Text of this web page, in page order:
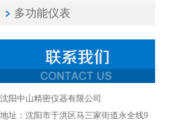
多功能仪表
沈阳中山精密仪器有限公司
地址：沈阳市于洪区马三家街道永全线9